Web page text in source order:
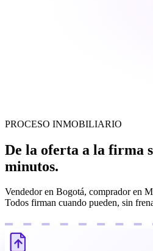
PROCESO INMOBILIARIO
De la oferta a la firma
minutos.
Vendedor en Bogotá, comprador en
Todos firman cuando pueden, sin